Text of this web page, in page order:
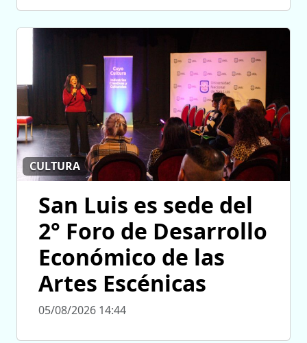
CULTURA
San Luis es sede del
2° Foro de Desarrollo
Económico de las
Artes Escénicas
05/08/2026 14:44